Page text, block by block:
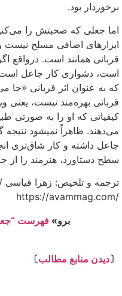
برخوردار بود.
اما جعلی که صحبتش را
ابزارهای اضافی مسلح
قربانی همانند است. درواقع
است، دشواری کار جاعل
که به عنوان اثر قربانی
قربانی بهره­‌مند نیست، یعنی
کیفیاتی که او را به
می­‌دهند. ظاهراً نمی­شود نتیجه
جاعل داشته و کار شاق­‌تری
سطح دستاورد، هنرمند را از
ترجمه و تلخیص: زهرا قیاسی /
/https://avammag.com
برو» فهرست
〔دیدن منابع مطالب〕